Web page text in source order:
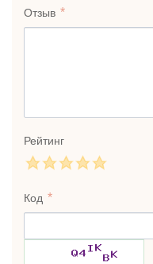
Отзыв
Рейтинг
Код